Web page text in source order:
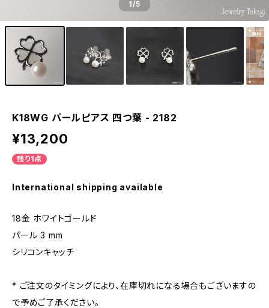
1/5
K18WG パールピアス 四つ葉 - 2182
¥13,200
残り1点
International shipping available
18金 ホワイトゴールド
パール 3 mm
シリコンキャッチ
* ご注文のタイミングにより、在庫切れになる場合もございますの
で予めご了承ください。